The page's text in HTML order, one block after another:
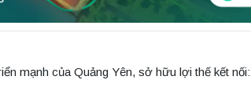
mạnh của Quảng Yên, sở hữu lợi thế kết nối: